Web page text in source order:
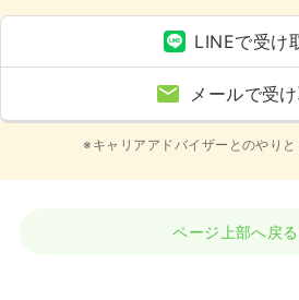
LINEで受け
メールで受
※キャリアアドバイザーとのやり
ページ上部へ戻る